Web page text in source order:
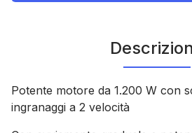
Potente motore da 1.200 W con
ingranaggi a 2 velocità